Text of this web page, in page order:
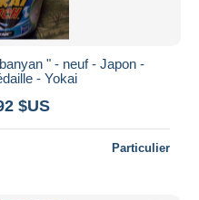
" - neuf - Japon -
- Yokai
$US
Particulier